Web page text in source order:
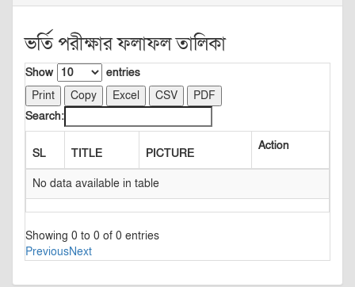
ভর্তি পরীক্ষার ফলাফল তালিকা
Show
entries
Print
Copy Excel CSV
PDF
Search:
SL TITLE PICTURE
Action
No data available in table
Showing 0 to 0 of 0 entries
PreviousNext